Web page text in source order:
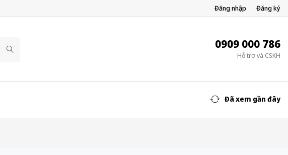
Đăng nhập Đăng ký
0909 000 786
Hỗ trợ và CSKH
Đã xem gần đây